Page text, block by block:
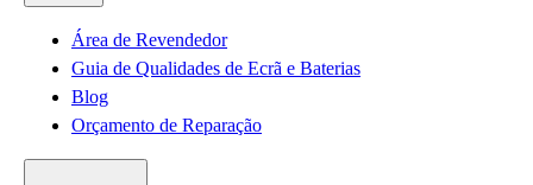
Área de Revendedor
Guia de Qualidades de Ecrã e Baterias
Blog
Orçamento de Reparação